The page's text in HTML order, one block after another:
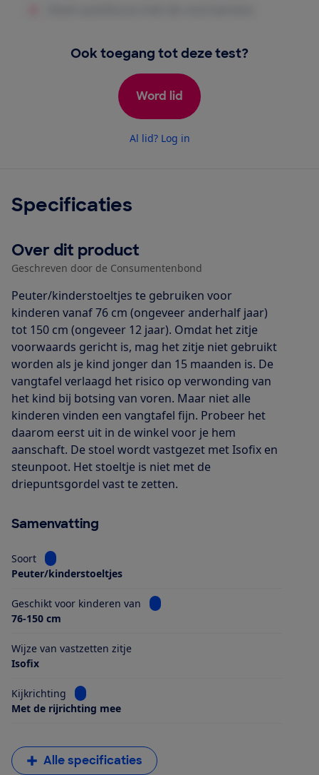
Ook toegang tot deze test?
Word lid
Al lid? Log in
Specificaties
Over dit product
Geschreven door de Consumentenbond
Peuter/kinderstoeltjes te gebruiken voor
kinderen vanaf 76 cm (ongeveer anderhalf jaar)
tot 150 cm (ongeveer 12 jaar). Omdat het zitje
voorwaards gericht is, mag het zitje niet gebruikt
worden als je kind jonger dan 15 maanden is. De
vangtafel verlaagd het risico op verwonding van
het kind bij botsing van voren. Maar niet alle
kinderen vinden een vangtafel fijn. Probeer het
daarom eerst uit in de winkel voor je hem
aanschaft. De stoel wordt vastgezet met Isofix en
steunpoot. Het stoeltje is niet met de
driepuntsgordel vast te zetten.
Samenvatting
Soort
Bekijk informatie voor Soort
Peuter/kinderstoeltjes
Geschikt voor kinderen van
Bekijk informatie voor Geschikt
76-150 cm
Wijze van vastzetten zitje
Isofix
Kijkrichting
Bekijk informatie voor Kijkrichting
Met de rijrichting mee
Alle specificaties